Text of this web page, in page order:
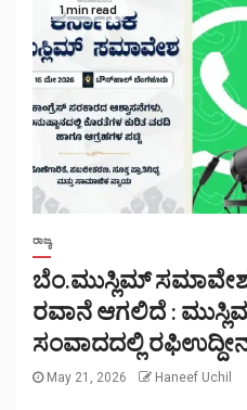
1 min read
ರಾಜ್ಯ
ಬೆಂ.ಮುಸ್ಲಿಮ್
ರವಾನೆ ಆಗಲಿದೆ :
ಸಂವಾದದಲ್ಲಿ
May 21, 2026 Haneef Uchil